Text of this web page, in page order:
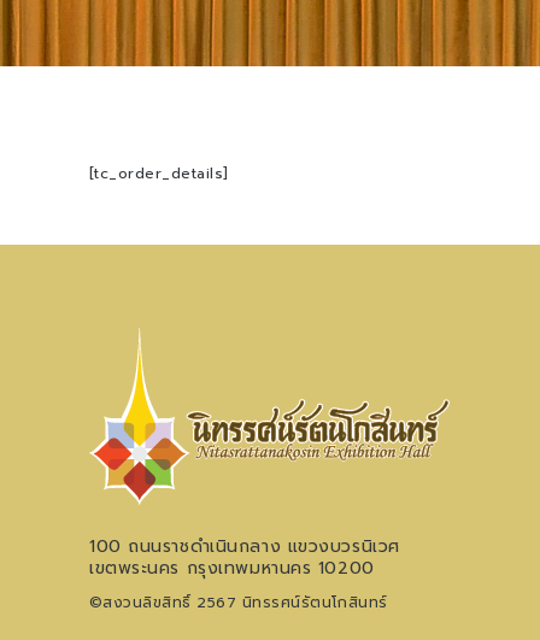
[tc_order_details]
100 ถนนราชดำเนินกลาง แขวงบวรนิเวศ
เขตพระนคร กรุงเทพมหานคร 10200
©สงวนลิขสิทธิ์ 2567 นิทรรศน์รัตนโกสินทร์